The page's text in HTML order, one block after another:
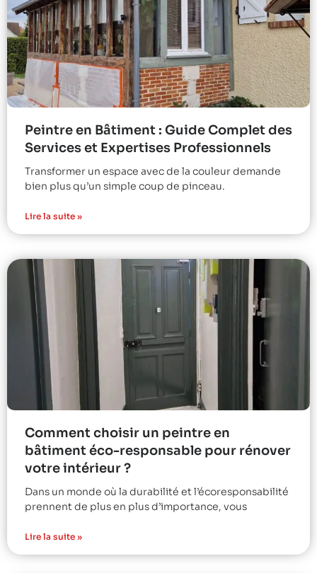
Peintre en Bâtiment : Guide Complet des
Services et Expertises Professionnels
Transformer un espace avec de la couleur demande
bien plus qu’un simple coup de pinceau.
Lire la suite »
Comment choisir un peintre en
bâtiment éco-responsable pour rénover
votre intérieur ?
Dans un monde où la durabilité et l’écoresponsabilité
prennent de plus en plus d’importance, vous
Lire la suite »